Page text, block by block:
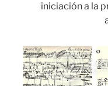
iniciación a la